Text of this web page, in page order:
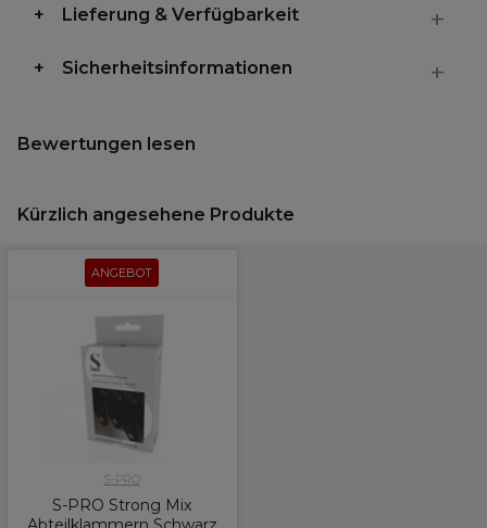
Lieferung & Verfügbarkeit
Sicherheitsinformationen
Bewertungen lesen
Kürzlich angesehene Produkte
ANGEBOT
S-PRO
S-PRO Strong Mix